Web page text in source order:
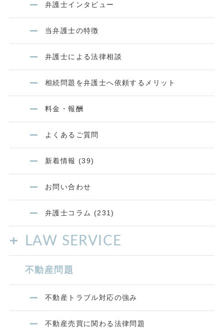
弁護士インタビュー
当弁護士の特徴
弁護士による法律相談
相続問題を弁護士へ依頼するメリット
料金・報酬
よくあるご質問
新着情報 (39)
お問い合わせ
弁護士コラム (231)
LAW SERVICE
不動産問題
不動産トラブル対応の強み
不動産売買に関わる法律問題